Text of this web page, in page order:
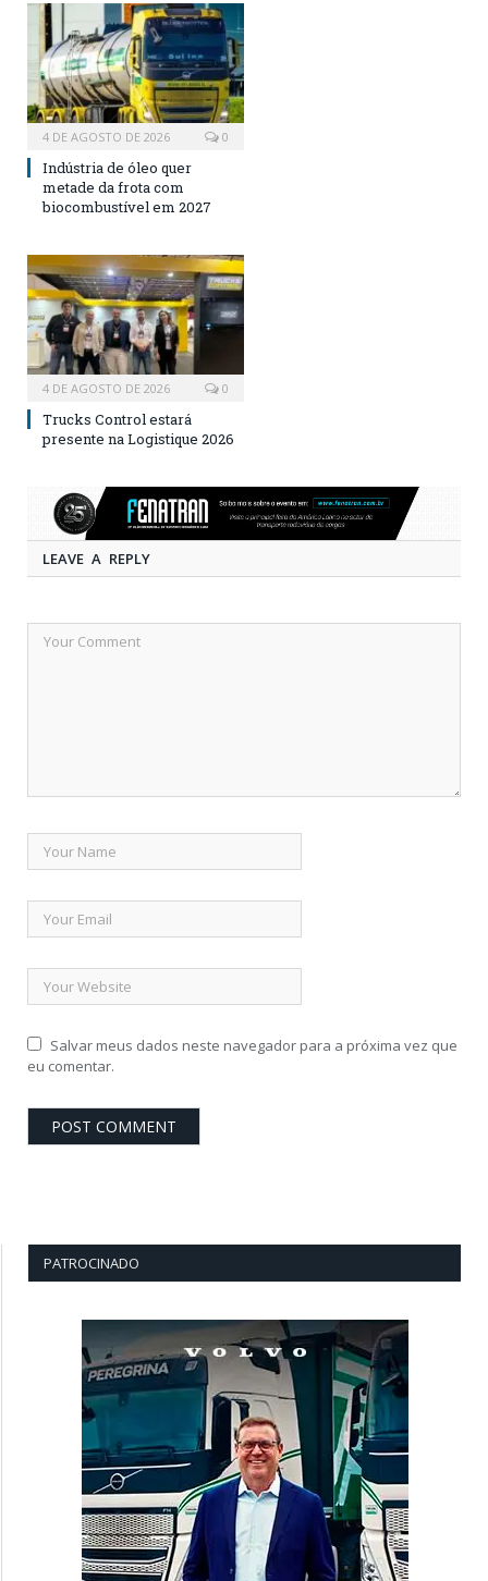
4 DE AGOSTO DE 2026 0
Indústria de óleo quer
metade da frota com
biocombustível em 2027
4 DE AGOSTO DE 2026 0
Trucks Control estará
presente na Logistique 2026
LEAVE A REPLY
Salvar meus dados neste navegador para a próxima vez que
eu comentar.
PATROCINADO